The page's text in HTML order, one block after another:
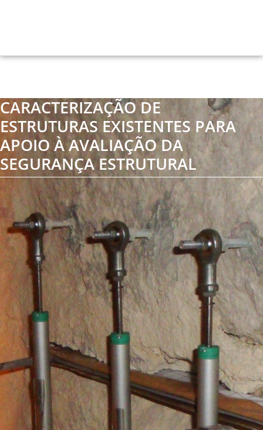
CARACTERIZAÇÃO DE
ESTRUTURAS EXISTENTES PARA
APOIO À AVALIAÇÃO DA
SEGURANÇA ESTRUTURAL